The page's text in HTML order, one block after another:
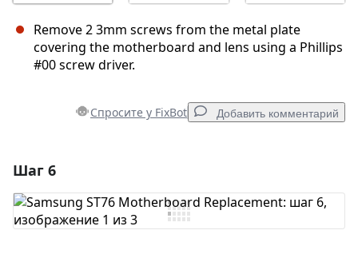
Remove 2 3mm screws from the metal plate
covering the motherboard and lens using a Phillips
#00 screw driver.
Спросите у FixBot Добавить комментарий
Добавить комментарий
Шаг 6